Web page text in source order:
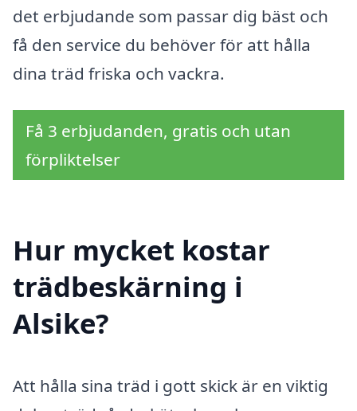
det erbjudande som passar dig bäst och
få den service du behöver för att hålla
dina träd friska och vackra.
Få 3 erbjudanden, gratis och utan
förpliktelser
Hur mycket kostar
trädbeskärning i
Alsike?
Att hålla sina träd i gott skick är en viktig